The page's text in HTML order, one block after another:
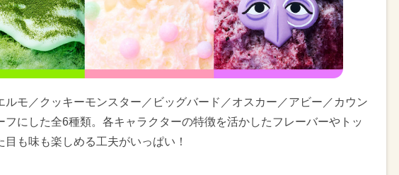
ルモ／クッキーモンスター／ビッグバード／オスカー／アビー／カウン
フにした全6種類。各キャラクターの特徴を活かしたフレーバーやトッ
目も味も楽しめる工夫がいっぱい！